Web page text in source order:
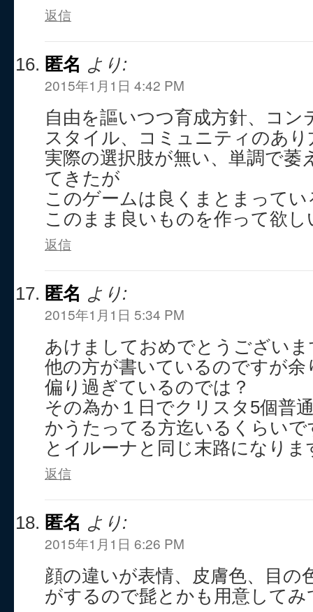
返信
匿名 より:
2015年1月1日 4:42 PM
自由を謳いつつ育成方針、コ
スタイル、コミュニティのあり
実際の選択肢が無い、単調で萎
てきたが
このゲームは良くまとまって
このまま良いものを作って欲し
返信
匿名 より:
2015年1月1日 5:34 PM
あけましておめでとうございま
他の方が書いているのですが
偏り過ぎているのでは？
その為か１日でクリスタ5個普
かうたってる方迄いるくらい
とイルーナと同じ末路になりま
返信
匿名 より:
2015年1月1日 6:26 PM
顔の違いが表情、皮膚色、目の
がするので髭とかも用意して